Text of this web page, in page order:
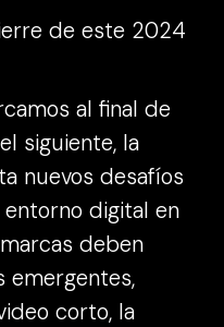
de este 2024
al final de
siguiente, la
nuevos desafíos
digital en
deben
emergentes,
corto, la